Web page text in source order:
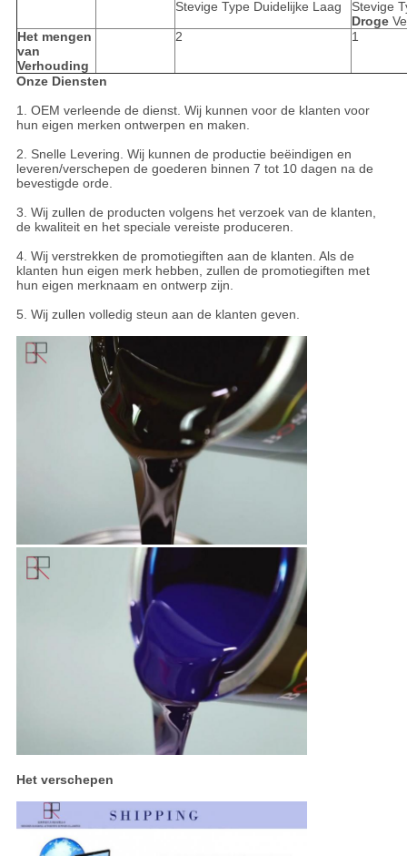
Stevige Type Duidelijke Laag
Stevige
Droge
Het mengen
van
Verhouding
2 1
Onze Diensten
1. OEM verleende de dienst. Wij kunnen voor de klanten voor
hun eigen merken ontwerpen en maken.
2. Snelle Levering. Wij kunnen de productie beëindigen en
leveren/verschepen de goederen binnen 7 tot 10 dagen na de
bevestigde orde.
3. Wij zullen de producten volgens het verzoek van de klanten,
de kwaliteit en het speciale vereiste produceren.
4. Wij verstrekken de promotiegiften aan de klanten. Als de
klanten hun eigen merk hebben, zullen de promotiegiften met
hun eigen merknaam en ontwerp zijn.
5. Wij zullen volledig steun aan de klanten geven.
Het verschepen